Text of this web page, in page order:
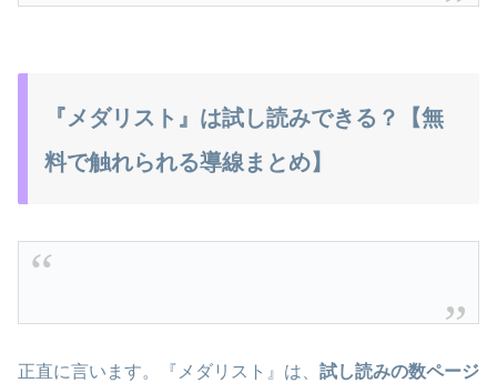
『メダリスト』は試し読みできる？【無
料で触れられる導線まとめ】
正直に言います。『メダリスト』は、 試し読みの数ページ